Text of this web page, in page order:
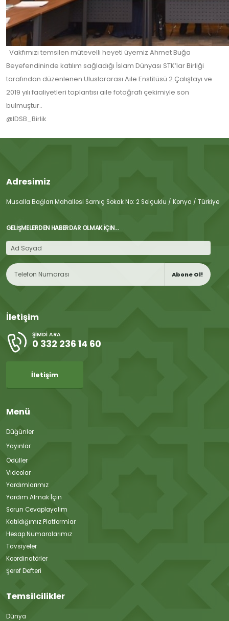
Vakfımızı temsilen mütevelli heyeti üyemiz Ahmet Buğa
Beyefendininde katılım sağladığı İslam Dünyası STK’lar Birliği
tarafından düzenlenen Uluslararası Aile Enstitüsü 2.Çalıştayı ve
2019 yılı faaliyetleri toplantısı aile fotoğrafı çekimiyle son
bulmuştur..
@IDSB_Birlik
Adresimiz
Musalla Bağları Mahallesi Sarnıç Sokak No: 2 Selçuklu / Konya / Türkiye
GELIŞMELERDEN HABERDAR OLMAK İÇIN...
Abone Ol!
İletişim
ŞIMDI ARA
0 332 236 14 60
İletişim
Menü
Düğünler
Yayınlar
Ödüller
Videolar
Yardımlarımız
Yardım Almak İçin
Sorun Cevaplayalım
Katıldığımız Platformlar
Hesap Numaralarımız
Tavsiyeler
Koordinatörler
Şeref Defteri
Temsilcilikler
Dünya